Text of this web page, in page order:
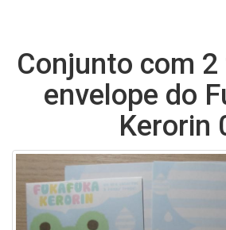
Conjunto com 2
envelope do
Kerorin